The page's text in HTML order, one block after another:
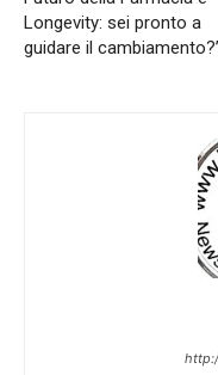
Longevity: sei pronto a
guidare il